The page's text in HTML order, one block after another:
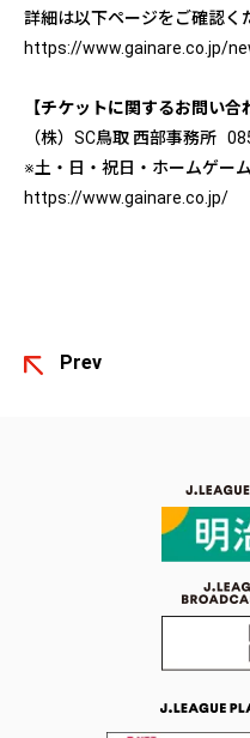
詳細は以下ページをご確認く
https://www.gainare.co.jp/
【チケットに関するお問い合
（株）SC鳥取 西部事務所
※土・日・祝日・ホームゲー
https://www.gainare.co.jp/
Prev